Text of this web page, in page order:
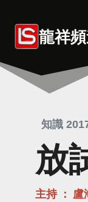
content 龍祥
知識
放
主持 ：